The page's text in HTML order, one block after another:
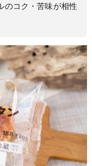
のコク・苦味が相性